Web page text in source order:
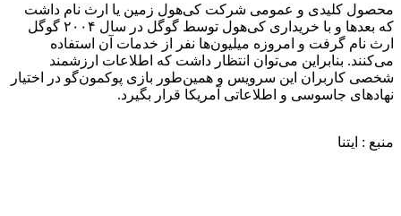
محصول کلیدی و عمومی شرکت کی‌هول زمین یا ارث نام داشت
که بعدها و با خریداری کی‌هول توسط گوگل در سال ۲۰۰۴ گوگل
ارث نام گرفت و امروزه میلیون‌ها نفر از خدمات آن استفاده
می‌کنند. بنابراین می‌توان انتظار داشت که اطلاعات ارزشمند
شخصی کاربران این سرویس و همین‌طور بازی پوکمون‌گو در اختیار
نهادهای جاسوسی و اطلاعاتی آمریکا قرار بگیرد.
منبع : ایتنا